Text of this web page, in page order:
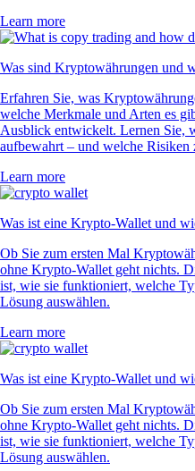
Learn more
Was sind Kryptowährungen und
Erfahren Sie, was
welche Merkmale und Arten es
Ausblick entwickelt. Lernen Sie,
aufbewahrt – und welche Risiken
Learn more
Was ist eine Krypto-Wallet und
Ob Sie zum ersten Mal
ohne Krypto-Wallet geht nichts.
ist, wie sie funktioniert, welche
Lösung auswählen.
Learn more
Was ist eine Krypto-Wallet und
Ob Sie zum ersten Mal
ohne Krypto-Wallet geht nichts.
ist, wie sie funktioniert, welche
Lösung auswählen.